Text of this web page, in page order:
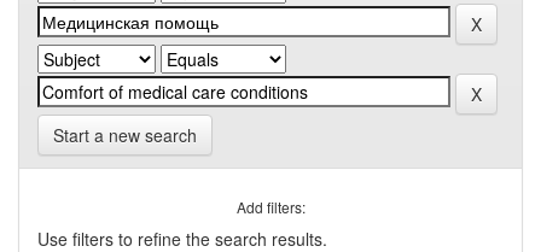
Start a new search
Add filters:
Use filters to refine the search results.